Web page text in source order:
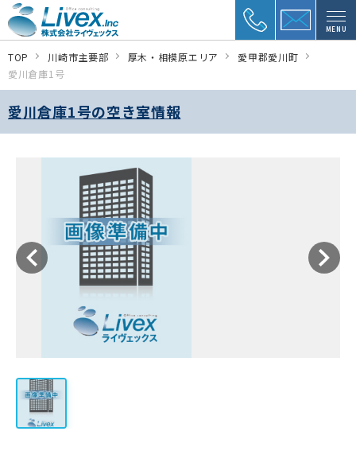
MENU
TOP 川崎市主要部 厚木・相模原エリア
愛甲郡愛川町
愛川倉庫1号
愛川倉庫1号の空き室情報